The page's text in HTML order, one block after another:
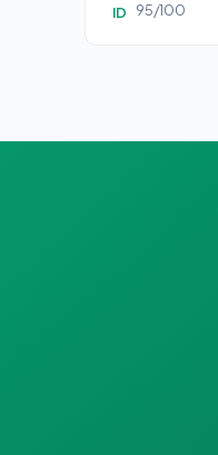
ID 95/100